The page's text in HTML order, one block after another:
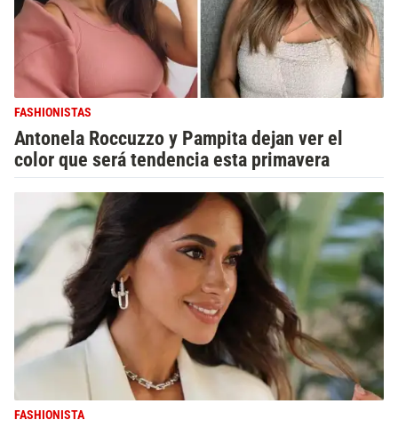
FASHIONISTAS
Antonela Roccuzzo y Pampita dejan ver el
color que será tendencia esta primavera
FASHIONISTA